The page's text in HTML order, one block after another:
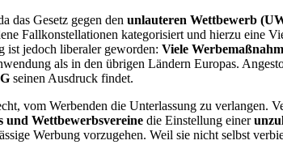
das Gesetz gegen den unlauteren Wettbewerb
Fallkonstellationen kategorisiert und hierzu eine
ist jedoch liberaler geworden: Viele
als in den übrigen Ländern Europas.
seinen Ausdruck findet.
vom Werbenden die Unterlassung zu verlangen.
und Wettbewerbsvereine die Einstellung einer
Werbung vorzugehen. Weil sie nicht selbst